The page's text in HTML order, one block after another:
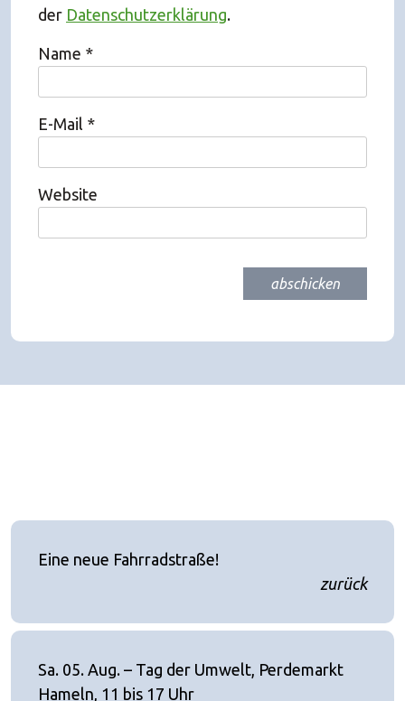
der Datenschutzerklärung.
Name *
E-Mail *
Website
Eine neue Fahrradstraße!
zurück
Sa. 05. Aug. – Tag der Umwelt, Perdemarkt
Hameln, 11 bis 17 Uhr